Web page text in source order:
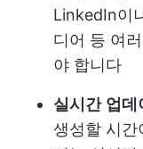
LinkedIn이
디어 등 여
야 합니다
실시간 업데
생성할 시간